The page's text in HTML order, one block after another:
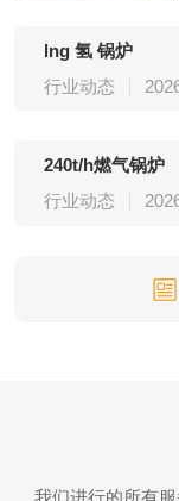
lng 氢 锅炉
行业动态
240t/h燃气锅炉
行业动态
我们进行的所有